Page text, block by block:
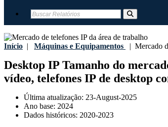
Início | Máquinas e Equipamentos | Mercado
Desktop IP Tamanho do
vídeo, telefones IP de desktop
Última atualização: 23-August-2025
Ano base: 2024
Dados históricos: 2020-2023